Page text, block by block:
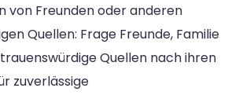
von Freunden oder anderen
Quellen: Frage Freunde, Familie
Quellen nach ihren
zuverlässige